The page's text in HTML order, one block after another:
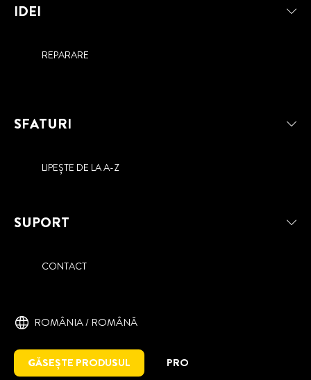
IDEI
REPARARE
SFATURI
LIPEȘTE DE LA A-Z
SUPORT
CONTACT
ROMÂNIA / ROMÂNĂ
GĂSEȘTE PRODUSUL PRO